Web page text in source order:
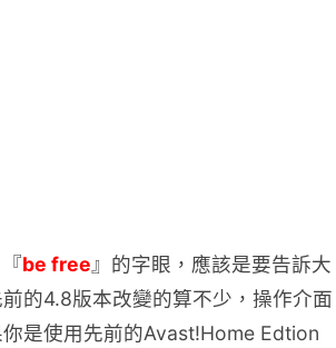
be free 』的字眼，應該是要告訴大
的4.8版本改變的算不少，操作介面
是使用先前的Avast!Home Edtion